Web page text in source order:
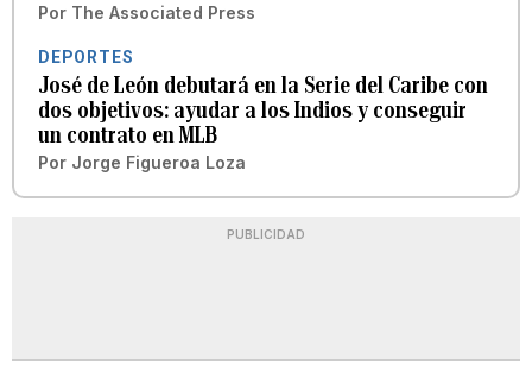
Por The Associated Press
DEPORTES
José de León debutará en la Serie del Caribe con
dos objetivos: ayudar a los Indios y conseguir
un contrato en MLB
Por Jorge Figueroa Loza
PUBLICIDAD